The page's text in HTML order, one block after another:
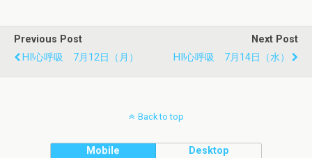
Previous Post
HI!心呼吸 7月12日（月）
Next Post
HI!心呼吸 7月14日（水）
Back to top
Mobile Desktop